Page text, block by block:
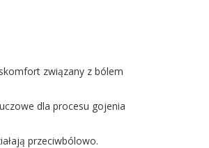
związany z bólem
dla procesu gojenia
przeciwbólowo.